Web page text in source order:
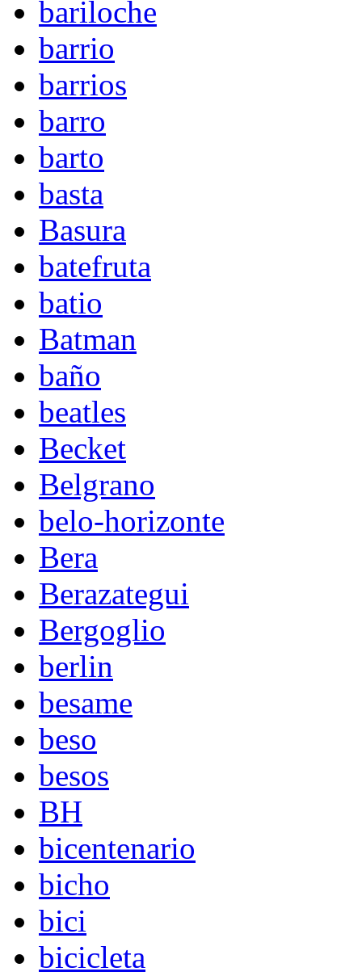
bariloche
barrio
barrios
barro
barto
basta
Basura
batefruta
batio
Batman
baño
beatles
Becket
Belgrano
belo-horizonte
Bera
Berazategui
Bergoglio
berlin
besame
beso
besos
BH
bicentenario
bicho
bici
bicicleta